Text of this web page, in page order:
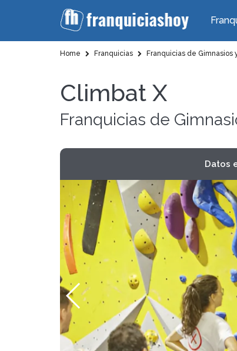
Home Franquicias Franquicias de Gimnasios
Climbat X
Franquicias de
Datos